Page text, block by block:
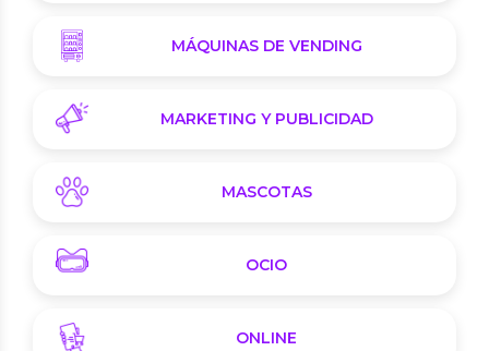
MÁQUINAS DE VENDING
MARKETING Y PUBLICIDAD
MASCOTAS
OCIO
ONLINE